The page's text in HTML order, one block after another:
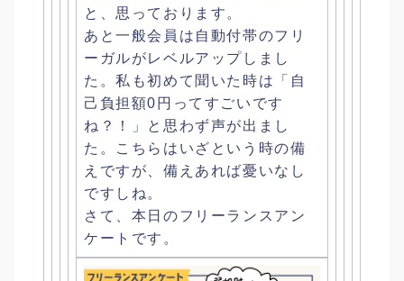
と、 思っております。
あと一般会員は自動付帯のフリ
ーガルがレベルアップしまし
た。私も初めて聞いた時は「自
己負担額0円ってすごいです
ね？！」 と思わず声が出まし
た。こちらはいざという時の備
えですが、 備えあれば憂いなし
ですしね。
さて、本日のフリーランスアン
ケートです。